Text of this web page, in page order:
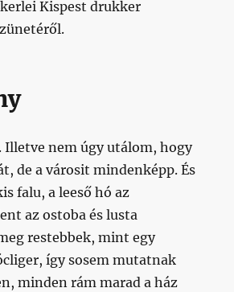
Kispest drukker
Illetve nem úgy utálom, hogy
de a városit mindenképp. És
falu, a leeső hó az
az ostoba és lusta
restebbek, mint egy
így sosem mutatnak
minden rám marad a ház